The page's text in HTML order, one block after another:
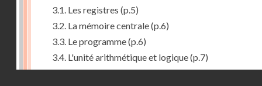
3.1. Les registres (p.5)
3.2. La mémoire centrale(p.6)
3.3. Le programme(p.6)
3.4. L'unité arithmétique et logique(p.7)
3.5. L'unité de contrôle(p.8)